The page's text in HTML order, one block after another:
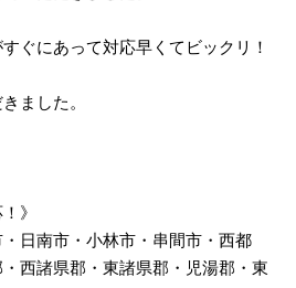
ぐにあって対応早くてビックリ！
ました。
》
日南市・小林市・串間市・西都
西諸県郡・東諸県郡・児湯郡・東